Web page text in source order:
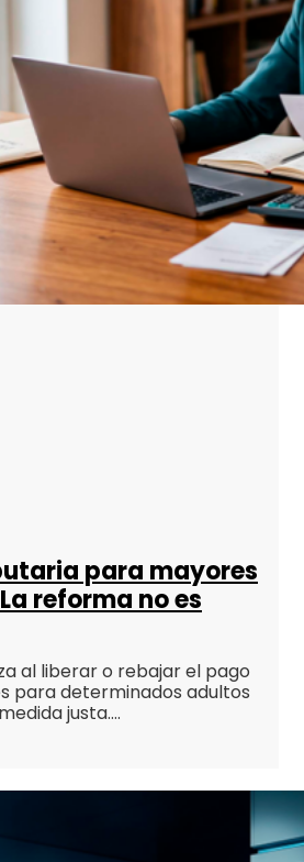
para mayores
reforma no es
al liberar o rebajar el pago
para determinados adultos
justa….